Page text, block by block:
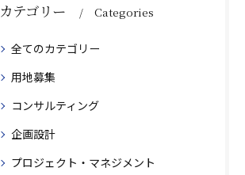
カテゴリー Categories
全てのカテゴリー
用地募集
コンサルティング
企画設計
プロジェクト・マネジメント